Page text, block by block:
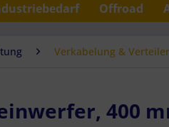
Offroad
Verkabelung & Verteiler
400